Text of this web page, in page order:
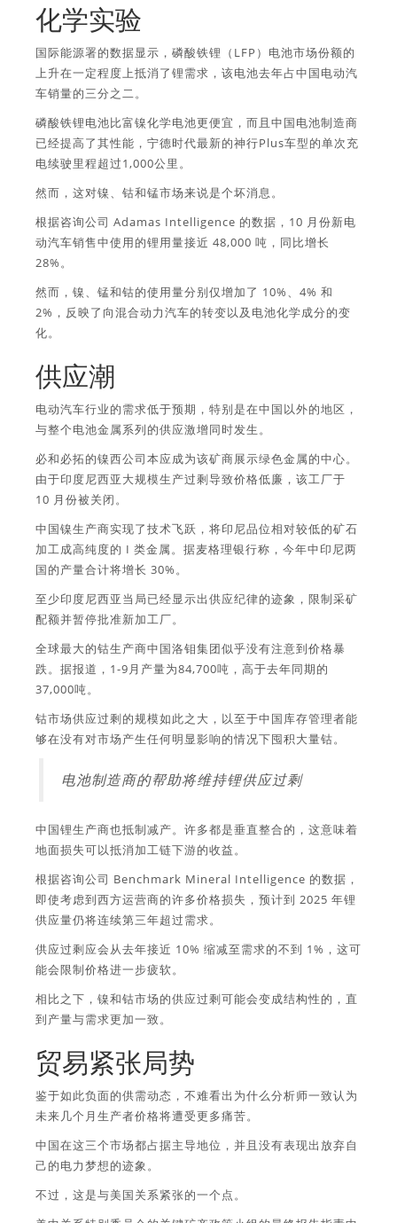
化学实验
国际能源署的数据显示，磷酸铁锂（LFP）电池市场份额的
上升在一定程度上抵消了锂需求，该电池去年占中国电动汽
车销量的三分之二。
磷酸铁锂电池比富镍化学电池更便宜，而且中国电池制造商
已经提高了其性能，宁德时代最新的神行Plus车型的单次充
电续驶里程超过1,000公里。
然而，这对镍、钴和锰市场来说是个坏消息。
根据咨询公司 Adamas Intelligence 的数据，10 月份新电
动汽车销售中使用的锂用量接近 48,000 吨，同比增长
28%。
然而，镍、锰和钴的使用量分别仅增加了 10%、4% 和
2%，反映了向混合动力汽车的转变以及电池化学成分的变
化。
供应潮
电动汽车行业的需求低于预期，特别是在中国以外的地区，
与整个电池金属系列的供应激增同时发生。
必和必拓的镍西公司本应成为该矿商展示绿色金属的中心。
由于印度尼西亚大规模生产过剩导致价格低廉，该工厂于
10 月份被关闭。
中国镍生产商实现了技术飞跃，将印尼品位相对较低的矿石
加工成高纯度的 I 类金属。据麦格理银行称，今年中印尼两
国的产量合计将增长 30%。
至少印度尼西亚当局已经显示出供应纪律的迹象，限制采矿
配额并暂停批准新加工厂。
全球最大的钴生产商中国洛钼集团似乎没有注意到价格暴
跌。据报道，1-9月产量为84,700吨，高于去年同期的
37,000吨。
钴市场供应过剩的规模如此之大，以至于中国库存管理者能
够在没有对市场产生任何明显影响的情况下囤积大量钴。
电池制造商的帮助将维持锂供应过剩
中国锂生产商也抵制减产。许多都是垂直整合的，这意味着
地面损失可以抵消加工链下游的收益。
根据咨询公司 Benchmark Mineral Intelligence 的数据，
即使考虑到西方运营商的许多价格损失，预计到 2025 年锂
供应量仍将连续第三年超过需求。
供应过剩应会从去年接近 10% 缩减至需求的不到 1%，这可
能会限制价格进一步疲软。
相比之下，镍和钴市场的供应过剩可能会变成结构性的，直
到产量与需求更加一致。
贸易紧张局势
鉴于如此负面的供需动态，不难看出为什么分析师一致认为
未来几个月生产者价格将遭受更多痛苦。
中国在这三个市场都占据主导地位，并且没有表现出放弃自
己的电力梦想的迹象。
不过，这是与美国关系紧张的一个点。